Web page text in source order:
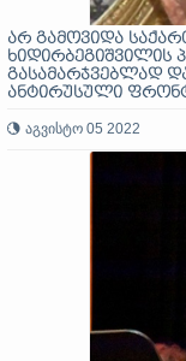
არ გამოვიდა
ხიდირბეგიშვილის
გასამარჯვებლად
ანტირუსული
აგვისტო 05 2022